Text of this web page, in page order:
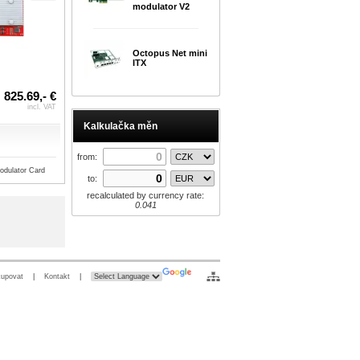
modulator V2
Octopus Net mini
ITX
Kalkulačka měn
from:
to:
recalculated by currency rate:
0.041
825.69,- €
incl. VAT
Card
Kontakt